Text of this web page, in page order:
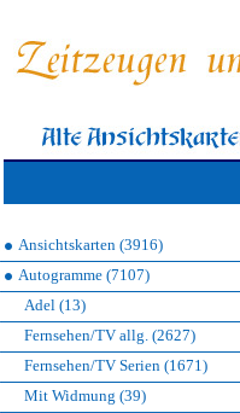
Ansichtskarten (3916)
Autogramme (7107)
Adel (13)
Fernsehen/TV allg. (2627)
Fernsehen/TV Serien (1671)
Mit Widmung (39)